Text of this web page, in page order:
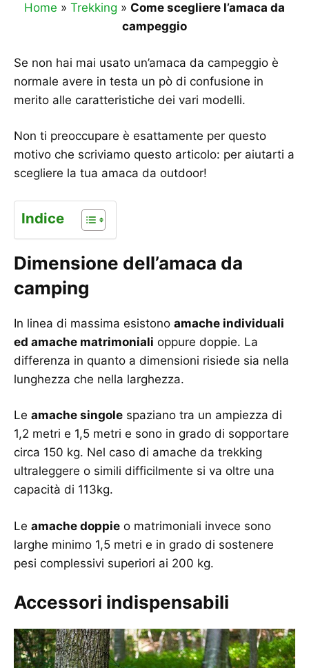
Home » Trekking » Come scegliere l’amaca da
campeggio
Se non hai mai usato un’amaca da campeggio è
normale avere in testa un pò di confusione in
merito alle caratteristiche dei vari modelli.
Non ti preoccupare è esattamente per questo
motivo che scriviamo questo articolo: per aiutarti a
scegliere la tua amaca da outdoor!
Indice
Dimensione dell’amaca da
camping
In linea di massima esistono amache individuali
ed amache matrimoniali oppure doppie. La
differenza in quanto a dimensioni risiede sia nella
lunghezza che nella larghezza.
Le amache singole spaziano tra un ampiezza di
1,2 metri e 1,5 metri e sono in grado di sopportare
circa 150 kg. Nel caso di amache da trekking
ultraleggere o simili difficilmente si va oltre una
capacità di 113kg.
Le amache doppie o matrimoniali invece sono
larghe minimo 1,5 metri e in grado di sostenere
pesi complessivi superiori ai 200 kg.
Accessori indispensabili